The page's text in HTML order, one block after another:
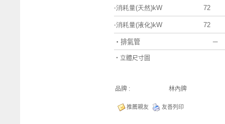
‧消耗量(天然)kW 72
‧消耗量(液化)kW 72
‧排氣管 －
‧立體尺寸圖
品牌 : 林內牌
推薦親友 友善列印